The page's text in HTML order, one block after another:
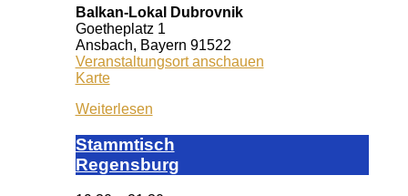
Balkan-Lokal Dubrovnik
Goetheplatz 1
Ansbach, Bayern 91522
Veranstaltungsort anschauen
KarteBalkan-
Dubrovnik
Weiterlesen
Stamm­tisch
Reg­ens­burg